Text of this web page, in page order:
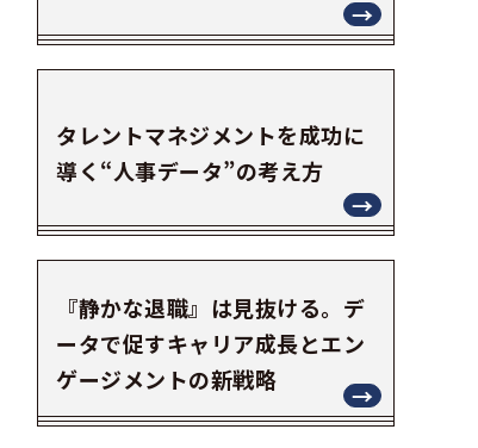
タレントマネジメントを成功に
導く“人事データ”の考え方
『静かな退職』は見抜ける。デ
ータで促すキャリア成長とエン
ゲージメントの新戦略